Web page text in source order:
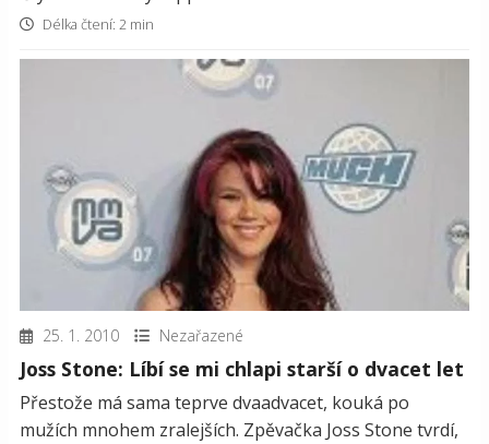
Délka čtení: 2 min
25. 1. 2010 Nezařazené
Joss Stone: Líbí se mi chlapi starší o dvacet let
Přestože má sama teprve dvaadvacet, kouká po
mužích mnohem zralejších. Zpěvačka Joss Stone tvrdí,